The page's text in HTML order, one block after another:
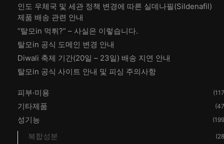
인도 우체국 및 세관 정책 변경에 따른 실데나필(Sildenafil)
제품 배송 관련 안내
“탈모in 먹튀?” – 사실은 이렇습니다.
탈모in 공식 도메인 변경 안내
Diwali 축제 기간(20일 – 23일) 배송 지연 안내
탈모in 공식 사이트 안내 및 피싱 주의사항
피부·미용
기타제품
성기능
복합성분